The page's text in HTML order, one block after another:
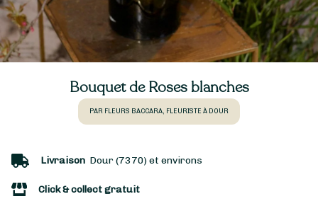
Bouquet de Roses blanches
PAR FLEURS BACCARA, FLEURISTE À DOUR
Livraison Dour (7370) et environs
Click & collect gratuit